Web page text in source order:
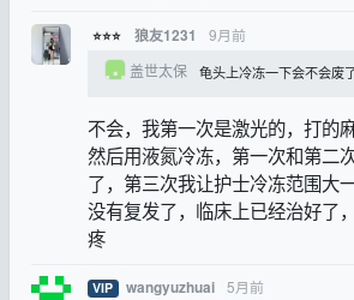
⭐⭐⭐ 狼友1231 9月前
盖世太保
龟头上冷冻一下会不会废
不会，我第一次是激光的，打的
然后用液氮冷冻，第一次和第二
了，第三次我让护士冷冻范围大
没有复发了，临床上已经治好了
疼
VIP wangyuzhuai 5月前